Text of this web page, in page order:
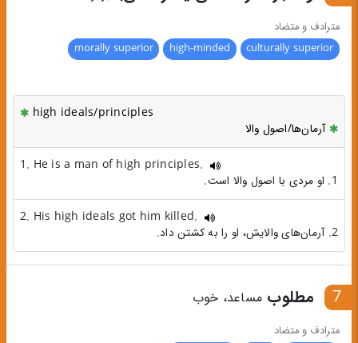
مترادف و متضاد
culturally superior
high-minded
morally superior
high ideals/principles
آرمان‌ها/اصول والا
1. He is a man of high principles.
1. او مردی با اصول والا است.
2. His high ideals got him killed.
2. آرمان‌های والایش، او را به کشتن داد.
7 مطلوب مساعد، خوب
مترادف و متضاد